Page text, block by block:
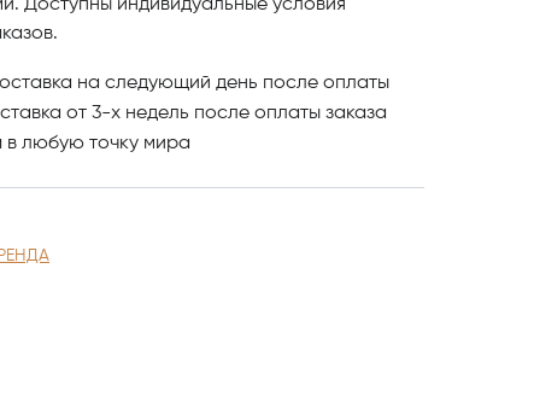
мебели в Астанае обращайтесь в
Home.
Доступны индивидуальные условия
на следующий день после оплаты
от 3-х недель после оплаты заказа
в любую точку мира